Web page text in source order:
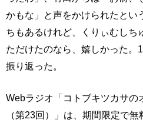
かもな」と声をかけられたとい
ちもあるけれど、くりぃむしち
ただけたのなら、嬉しかった。
振り返った。
Webラジオ「コトブキツカサの
（第23回）」は、期間限定で無